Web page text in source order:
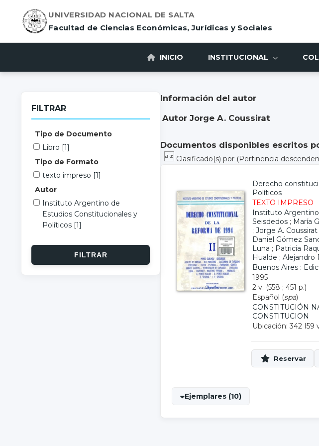
UNIVERSIDAD NACIONAL DE SALTA
Facultad de Ciencias Económicas, Jurídicas y Sociales
INICIO INSTITUCIONAL
Información del autor
Autor Jorge A. Coussirat
Documentos disponibles escritos
Clasificado(s) por (Pertinencia
Derecho
Políticos
TEXTO IMPRESO
Instituto
Seisdedos ; María
; Jorge A. Coussirat
Daniel Gómez
Luna ; Patricia
Hualde ; Alejandro
Buenos Aires :
1995
2 v. (558 ; 451 p.)
Español (spa)
CONSTITUCIÓN
CONSTITUCION
Ubicación: 342 I59
Ejemplares (10)
FILTRAR
Tipo de Documento
Libro [1]
Tipo de Formato
texto impreso [1]
Autor
Instituto Argentino de
Estudios Constitucionales y
Políticos [1]